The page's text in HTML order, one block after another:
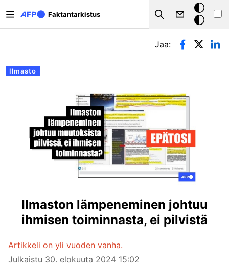
Faktantarkistus
Search
Tumma
tila
Ensisijaiset välilehdet
Ilmasto
Jaa:
Ilmaston lämpeneminen johtuu
ihmisen toiminnasta, ei pilvistä
Artikkeli on yli vuoden vanha.
Julkaistu 30. elokuuta 2024 15:02